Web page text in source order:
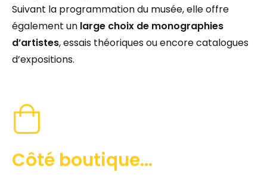
Suivant la programmation du musée, elle offre
également un large choix de monographies
d’artistes, essais théoriques ou encore catalogues
d’expositions.
Côté boutique...